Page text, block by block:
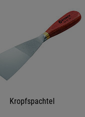
Kropfspachtel